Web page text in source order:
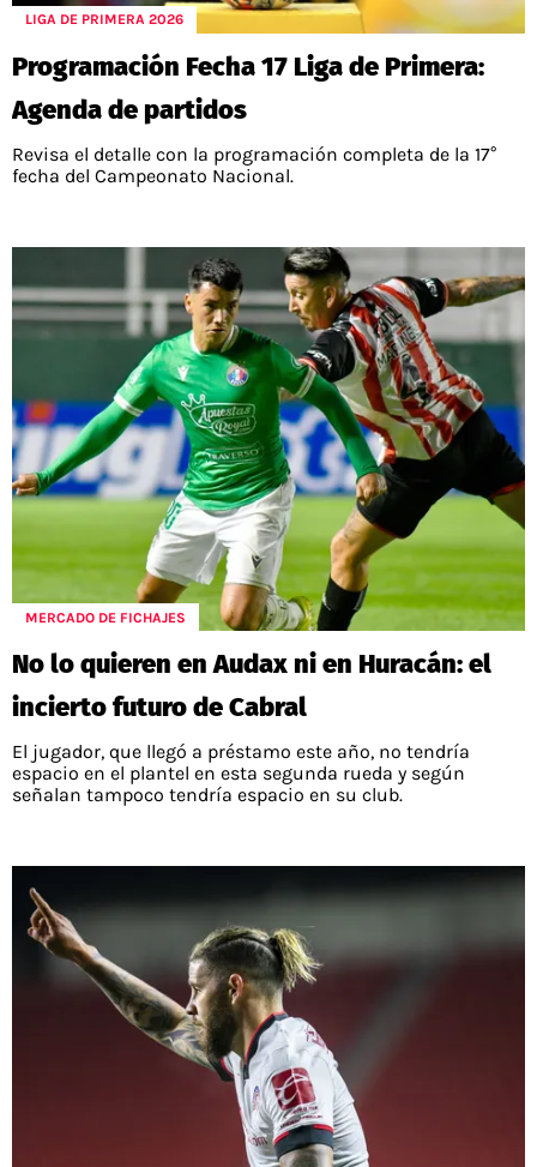
LIGA DE PRIMERA 2026
Programación Fecha 17 Liga de Primera:
Agenda de partidos
Revisa el detalle con la programación completa de la 17°
fecha del Campeonato Nacional.
MERCADO DE FICHAJES
No lo quieren en Audax ni en Huracán: el
incierto futuro de Cabral
El jugador, que llegó a préstamo este año, no tendría
espacio en el plantel en esta segunda rueda y según
señalan tampoco tendría espacio en su club.